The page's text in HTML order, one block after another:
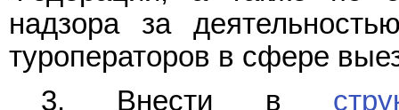
надзора за
туроператоров в сфере
3. Внести в